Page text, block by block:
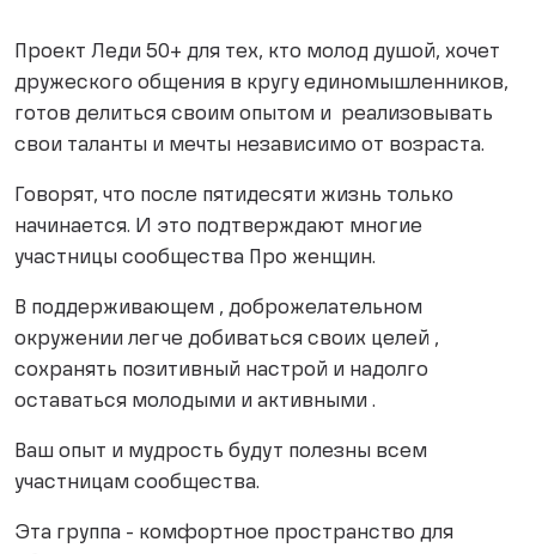
Проект Леди 50+ для тех, кто молод душой, хочет
дружеского общения в кругу единомышленников,
готов делиться своим опытом и реализовывать
свои таланты и мечты независимо от возраста.
Говорят, что после пятидесяти жизнь только
начинается. И это подтверждают многие
участницы сообщества Про женщин.
В поддерживающем , доброжелательном
окружении легче добиваться своих целей ,
сохранять позитивный настрой и надолго
оставаться молодыми и активными .
Ваш опыт и мудрость будут полезны всем
участницам сообщества.
Эта группа - комфортное пространство для